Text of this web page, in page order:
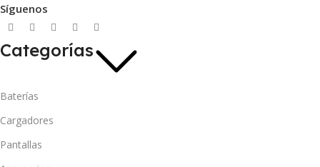
Síguenos
Categorías
Baterías
Cargadores
Pantallas